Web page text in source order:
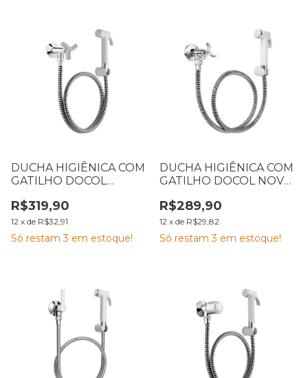
DUCHA HIGIÊNICA COM
GATILHO DOCOL
R$319,90
12 x de R$32,91
Só restam3 em estoque!
DUCHA HIGIÊNICA COM
GATILHO DOCOL NOVA
R$289,90
12 x de R$29,82
Só restam3 em estoque!